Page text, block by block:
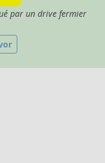
par un drive fermier